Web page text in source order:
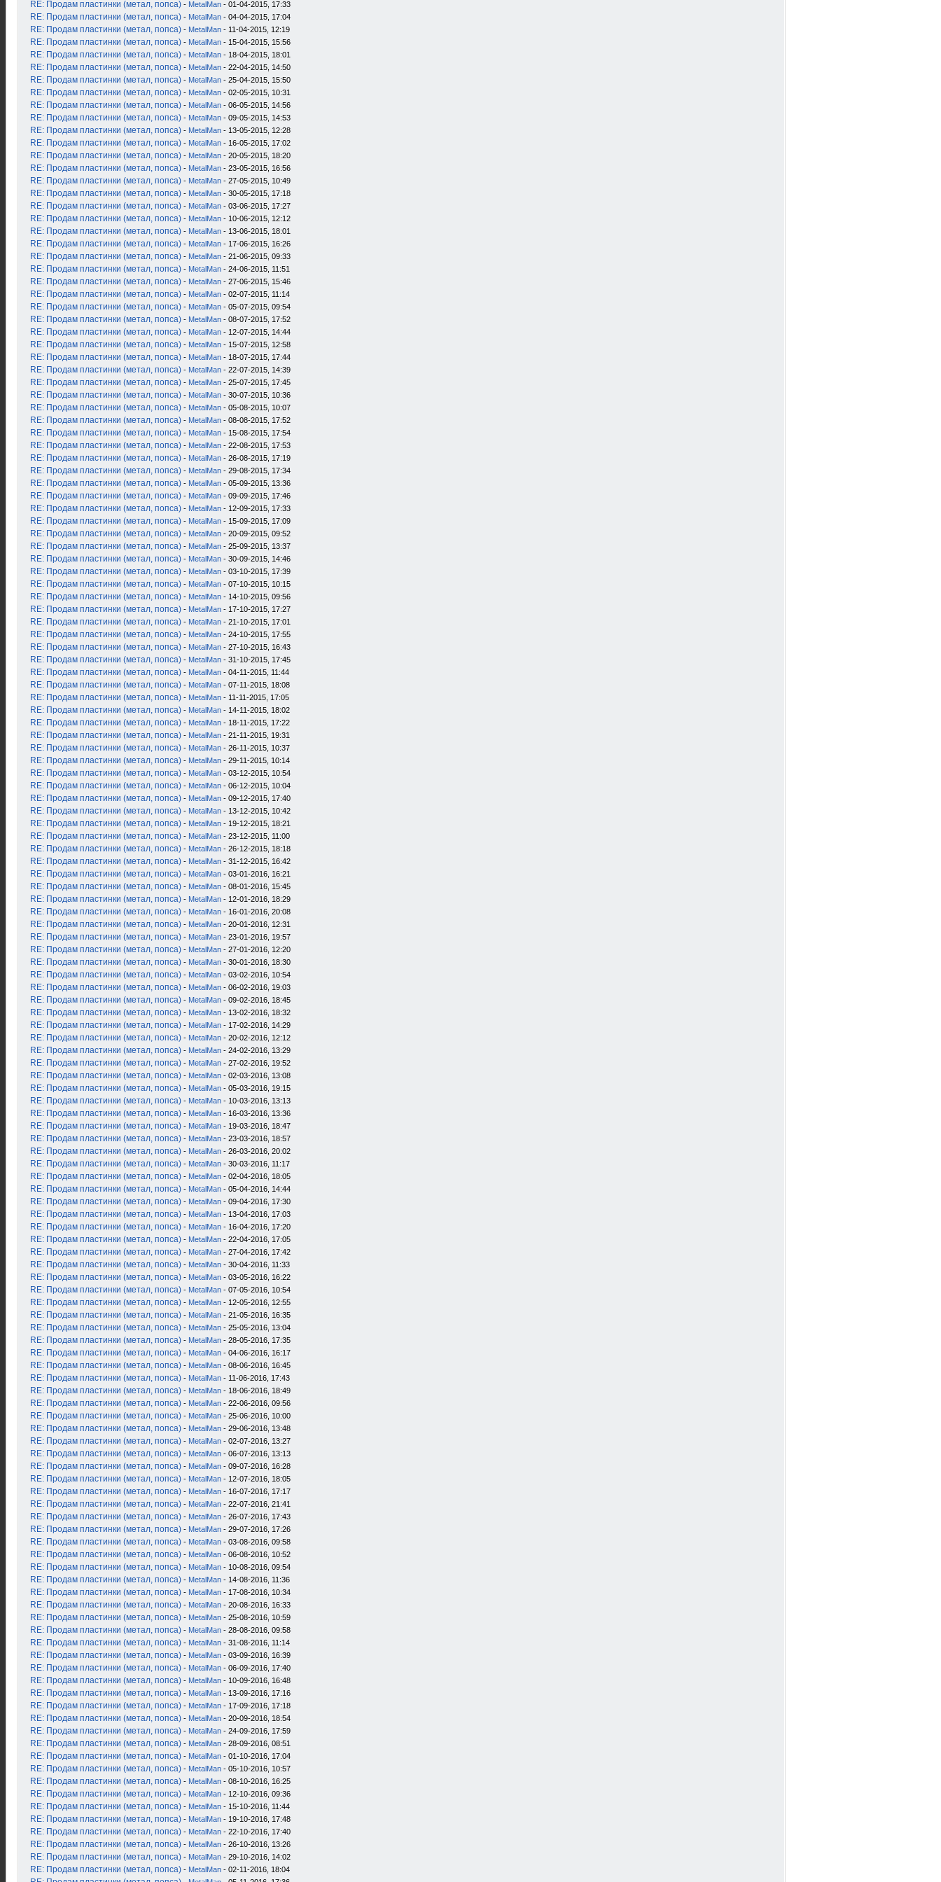
RE: Продам пластинки (метал, попса) - MetalMan - 01-04-2015, 17:33
RE: Продам пластинки (метал, попса) - MetalMan - 04-04-2015, 17:04
RE: Продам пластинки (метал, попса) - MetalMan - 11-04-2015, 12:19
RE: Продам пластинки (метал, попса) - MetalMan - 15-04-2015, 15:56
RE: Продам пластинки (метал, попса) - MetalMan - 18-04-2015, 18:01
RE: Продам пластинки (метал, попса) - MetalMan - 22-04-2015, 14:50
RE: Продам пластинки (метал, попса) - MetalMan - 25-04-2015, 15:50
RE: Продам пластинки (метал, попса) - MetalMan - 02-05-2015, 10:31
RE: Продам пластинки (метал, попса) - MetalMan - 06-05-2015, 14:56
RE: Продам пластинки (метал, попса) - MetalMan - 09-05-2015, 14:53
RE: Продам пластинки (метал, попса) - MetalMan - 13-05-2015, 12:28
RE: Продам пластинки (метал, попса) - MetalMan - 16-05-2015, 17:02
RE: Продам пластинки (метал, попса) - MetalMan - 20-05-2015, 18:20
RE: Продам пластинки (метал, попса) - MetalMan - 23-05-2015, 16:56
RE: Продам пластинки (метал, попса) - MetalMan - 27-05-2015, 10:49
RE: Продам пластинки (метал, попса) - MetalMan - 30-05-2015, 17:18
RE: Продам пластинки (метал, попса) - MetalMan - 03-06-2015, 17:27
RE: Продам пластинки (метал, попса) - MetalMan - 10-06-2015, 12:12
RE: Продам пластинки (метал, попса) - MetalMan - 13-06-2015, 18:01
RE: Продам пластинки (метал, попса) - MetalMan - 17-06-2015, 16:26
RE: Продам пластинки (метал, попса) - MetalMan - 21-06-2015, 09:33
RE: Продам пластинки (метал, попса) - MetalMan - 24-06-2015, 11:51
RE: Продам пластинки (метал, попса) - MetalMan - 27-06-2015, 15:46
RE: Продам пластинки (метал, попса) - MetalMan - 02-07-2015, 11:14
RE: Продам пластинки (метал, попса) - MetalMan - 05-07-2015, 09:54
RE: Продам пластинки (метал, попса) - MetalMan - 08-07-2015, 17:52
RE: Продам пластинки (метал, попса) - MetalMan - 12-07-2015, 14:44
RE: Продам пластинки (метал, попса) - MetalMan - 15-07-2015, 12:58
RE: Продам пластинки (метал, попса) - MetalMan - 18-07-2015, 17:44
RE: Продам пластинки (метал, попса) - MetalMan - 22-07-2015, 14:39
RE: Продам пластинки (метал, попса) - MetalMan - 25-07-2015, 17:45
RE: Продам пластинки (метал, попса) - MetalMan - 30-07-2015, 10:36
RE: Продам пластинки (метал, попса) - MetalMan - 05-08-2015, 10:07
RE: Продам пластинки (метал, попса) - MetalMan - 08-08-2015, 17:52
RE: Продам пластинки (метал, попса) - MetalMan - 15-08-2015, 17:54
RE: Продам пластинки (метал, попса) - MetalMan - 22-08-2015, 17:53
RE: Продам пластинки (метал, попса) - MetalMan - 26-08-2015, 17:19
RE: Продам пластинки (метал, попса) - MetalMan - 29-08-2015, 17:34
RE: Продам пластинки (метал, попса) - MetalMan - 05-09-2015, 13:36
RE: Продам пластинки (метал, попса) - MetalMan - 09-09-2015, 17:46
RE: Продам пластинки (метал, попса) - MetalMan - 12-09-2015, 17:33
RE: Продам пластинки (метал, попса) - MetalMan - 15-09-2015, 17:09
RE: Продам пластинки (метал, попса) - MetalMan - 20-09-2015, 09:52
RE: Продам пластинки (метал, попса) - MetalMan - 25-09-2015, 13:37
RE: Продам пластинки (метал, попса) - MetalMan - 30-09-2015, 14:46
RE: Продам пластинки (метал, попса) - MetalMan - 03-10-2015, 17:39
RE: Продам пластинки (метал, попса) - MetalMan - 07-10-2015, 10:15
RE: Продам пластинки (метал, попса) - MetalMan - 14-10-2015, 09:56
RE: Продам пластинки (метал, попса) - MetalMan - 17-10-2015, 17:27
RE: Продам пластинки (метал, попса) - MetalMan - 21-10-2015, 17:01
RE: Продам пластинки (метал, попса) - MetalMan - 24-10-2015, 17:55
RE: Продам пластинки (метал, попса) - MetalMan - 27-10-2015, 16:43
RE: Продам пластинки (метал, попса) - MetalMan - 31-10-2015, 17:45
RE: Продам пластинки (метал, попса) - MetalMan - 04-11-2015, 11:44
RE: Продам пластинки (метал, попса) - MetalMan - 07-11-2015, 18:08
RE: Продам пластинки (метал, попса) - MetalMan - 11-11-2015, 17:05
RE: Продам пластинки (метал, попса) - MetalMan - 14-11-2015, 18:02
RE: Продам пластинки (метал, попса) - MetalMan - 18-11-2015, 17:22
RE: Продам пластинки (метал, попса) - MetalMan - 21-11-2015, 19:31
RE: Продам пластинки (метал, попса) - MetalMan - 26-11-2015, 10:37
RE: Продам пластинки (метал, попса) - MetalMan - 29-11-2015, 10:14
RE: Продам пластинки (метал, попса) - MetalMan - 03-12-2015, 10:54
RE: Продам пластинки (метал, попса) - MetalMan - 06-12-2015, 10:04
RE: Продам пластинки (метал, попса) - MetalMan - 09-12-2015, 17:40
RE: Продам пластинки (метал, попса) - MetalMan - 13-12-2015, 10:42
RE: Продам пластинки (метал, попса) - MetalMan - 19-12-2015, 18:21
RE: Продам пластинки (метал, попса) - MetalMan - 23-12-2015, 11:00
RE: Продам пластинки (метал, попса) - MetalMan - 26-12-2015, 18:18
RE: Продам пластинки (метал, попса) - MetalMan - 31-12-2015, 16:42
RE: Продам пластинки (метал, попса) - MetalMan - 03-01-2016, 16:21
RE: Продам пластинки (метал, попса) - MetalMan - 08-01-2016, 15:45
RE: Продам пластинки (метал, попса) - MetalMan - 12-01-2016, 18:29
RE: Продам пластинки (метал, попса) - MetalMan - 16-01-2016, 20:08
RE: Продам пластинки (метал, попса) - MetalMan - 20-01-2016, 12:31
RE: Продам пластинки (метал, попса) - MetalMan - 23-01-2016, 19:57
RE: Продам пластинки (метал, попса) - MetalMan - 27-01-2016, 12:20
RE: Продам пластинки (метал, попса) - MetalMan - 30-01-2016, 18:30
RE: Продам пластинки (метал, попса) - MetalMan - 03-02-2016, 10:54
RE: Продам пластинки (метал, попса) - MetalMan - 06-02-2016, 19:03
RE: Продам пластинки (метал, попса) - MetalMan - 09-02-2016, 18:45
RE: Продам пластинки (метал, попса) - MetalMan - 13-02-2016, 18:32
RE: Продам пластинки (метал, попса) - MetalMan - 17-02-2016, 14:29
RE: Продам пластинки (метал, попса) - MetalMan - 20-02-2016, 12:12
RE: Продам пластинки (метал, попса) - MetalMan - 24-02-2016, 13:29
RE: Продам пластинки (метал, попса) - MetalMan - 27-02-2016, 19:52
RE: Продам пластинки (метал, попса) - MetalMan - 02-03-2016, 13:08
RE: Продам пластинки (метал, попса) - MetalMan - 05-03-2016, 19:15
RE: Продам пластинки (метал, попса) - MetalMan - 10-03-2016, 13:13
RE: Продам пластинки (метал, попса) - MetalMan - 16-03-2016, 13:36
RE: Продам пластинки (метал, попса) - MetalMan - 19-03-2016, 18:47
RE: Продам пластинки (метал, попса) - MetalMan - 23-03-2016, 18:57
RE: Продам пластинки (метал, попса) - MetalMan - 26-03-2016, 20:02
RE: Продам пластинки (метал, попса) - MetalMan - 30-03-2016, 11:17
RE: Продам пластинки (метал, попса) - MetalMan - 02-04-2016, 18:05
RE: Продам пластинки (метал, попса) - MetalMan - 05-04-2016, 14:44
RE: Продам пластинки (метал, попса) - MetalMan - 09-04-2016, 17:30
RE: Продам пластинки (метал, попса) - MetalMan - 13-04-2016, 17:03
RE: Продам пластинки (метал, попса) - MetalMan - 16-04-2016, 17:20
RE: Продам пластинки (метал, попса) - MetalMan - 22-04-2016, 17:05
RE: Продам пластинки (метал, попса) - MetalMan - 27-04-2016, 17:42
RE: Продам пластинки (метал, попса) - MetalMan - 30-04-2016, 11:33
RE: Продам пластинки (метал, попса) - MetalMan - 03-05-2016, 16:22
RE: Продам пластинки (метал, попса) - MetalMan - 07-05-2016, 10:54
RE: Продам пластинки (метал, попса) - MetalMan - 12-05-2016, 12:55
RE: Продам пластинки (метал, попса) - MetalMan - 21-05-2016, 16:35
RE: Продам пластинки (метал, попса) - MetalMan - 25-05-2016, 13:04
RE: Продам пластинки (метал, попса) - MetalMan - 28-05-2016, 17:35
RE: Продам пластинки (метал, попса) - MetalMan - 04-06-2016, 16:17
RE: Продам пластинки (метал, попса) - MetalMan - 08-06-2016, 16:45
RE: Продам пластинки (метал, попса) - MetalMan - 11-06-2016, 17:43
RE: Продам пластинки (метал, попса) - MetalMan - 18-06-2016, 18:49
RE: Продам пластинки (метал, попса) - MetalMan - 22-06-2016, 09:56
RE: Продам пластинки (метал, попса) - MetalMan - 25-06-2016, 10:00
RE: Продам пластинки (метал, попса) - MetalMan - 29-06-2016, 13:48
RE: Продам пластинки (метал, попса) - MetalMan - 02-07-2016, 13:27
RE: Продам пластинки (метал, попса) - MetalMan - 06-07-2016, 13:13
RE: Продам пластинки (метал, попса) - MetalMan - 09-07-2016, 16:28
RE: Продам пластинки (метал, попса) - MetalMan - 12-07-2016, 18:05
RE: Продам пластинки (метал, попса) - MetalMan - 16-07-2016, 17:17
RE: Продам пластинки (метал, попса) - MetalMan - 22-07-2016, 21:41
RE: Продам пластинки (метал, попса) - MetalMan - 26-07-2016, 17:43
RE: Продам пластинки (метал, попса) - MetalMan - 29-07-2016, 17:26
RE: Продам пластинки (метал, попса) - MetalMan - 03-08-2016, 09:58
RE: Продам пластинки (метал, попса) - MetalMan - 06-08-2016, 10:52
RE: Продам пластинки (метал, попса) - MetalMan - 10-08-2016, 09:54
RE: Продам пластинки (метал, попса) - MetalMan - 14-08-2016, 11:36
RE: Продам пластинки (метал, попса) - MetalMan - 17-08-2016, 10:34
RE: Продам пластинки (метал, попса) - MetalMan - 20-08-2016, 16:33
RE: Продам пластинки (метал, попса) - MetalMan - 25-08-2016, 10:59
RE: Продам пластинки (метал, попса) - MetalMan - 28-08-2016, 09:58
RE: Продам пластинки (метал, попса) - MetalMan - 31-08-2016, 11:14
RE: Продам пластинки (метал, попса) - MetalMan - 03-09-2016, 16:39
RE: Продам пластинки (метал, попса) - MetalMan - 06-09-2016, 17:40
RE: Продам пластинки (метал, попса) - MetalMan - 10-09-2016, 16:48
RE: Продам пластинки (метал, попса) - MetalMan - 13-09-2016, 17:16
RE: Продам пластинки (метал, попса) - MetalMan - 17-09-2016, 17:18
RE: Продам пластинки (метал, попса) - MetalMan - 20-09-2016, 18:54
RE: Продам пластинки (метал, попса) - MetalMan - 24-09-2016, 17:59
RE: Продам пластинки (метал, попса) - MetalMan - 28-09-2016, 08:51
RE: Продам пластинки (метал, попса) - MetalMan - 01-10-2016, 17:04
RE: Продам пластинки (метал, попса) - MetalMan - 05-10-2016, 10:57
RE: Продам пластинки (метал, попса) - MetalMan - 08-10-2016, 16:25
RE: Продам пластинки (метал, попса) - MetalMan - 12-10-2016, 09:36
RE: Продам пластинки (метал, попса) - MetalMan - 15-10-2016, 11:44
RE: Продам пластинки (метал, попса) - MetalMan - 19-10-2016, 17:48
RE: Продам пластинки (метал, попса) - MetalMan - 22-10-2016, 17:40
RE: Продам пластинки (метал, попса) - MetalMan - 26-10-2016, 13:26
RE: Продам пластинки (метал, попса) - MetalMan - 29-10-2016, 14:02
RE: Продам пластинки (метал, попса) - MetalMan - 02-11-2016, 18:04